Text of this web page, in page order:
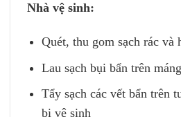
Nhà vệ sinh:
Quét, thu gom sạch rác và
Lau sạch bụi bẩn trên
Tẩy sạch các vết bẩn trên
bị vệ sinh